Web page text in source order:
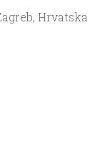
Hrvatska